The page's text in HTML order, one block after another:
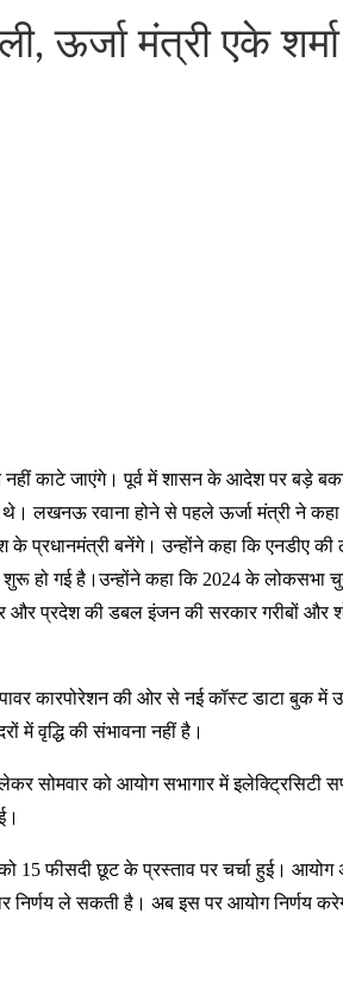
ऊर्जा मंत्री एके
काटे जाएंगे। पूर्व में शासन के आदेश पर बड़े
लखनऊ रवाना होने से पहले ऊर्जा मंत्री ने
के प्रधानमंत्री बनेंगे। उन्होंने कहा कि
शुरू हो गई है।उन्होंने कहा कि 2024 के
और प्रदेश की डबल इंजन की सरकार गरीबों और
कारपोरेशन की ओर से नई कॉस्ट डाटा बुक
में वृद्धि की संभावना नहीं है।
सोमवार को आयोग सभागार में
फीसदी छूट के प्रस्ताव पर चर्चा हुई।
निर्णय ले सकती है। अब इस पर आयोग निर्णय